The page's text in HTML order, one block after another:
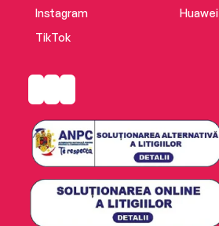
Instagram
TikTok
Huawei